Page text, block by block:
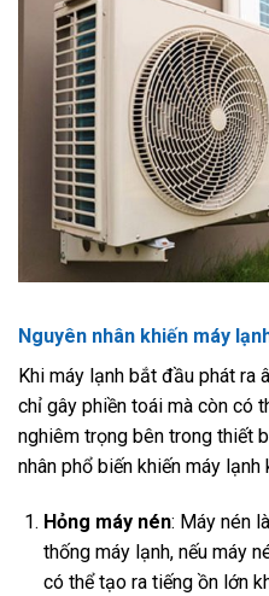
Nguyên nhân khiến máy
Khi máy lạnh bắt đầu phát ra
chỉ gây phiền toái mà còn có
nghiêm trọng bên trong thiết
nhân phổ biến khiến máy
Hỏng máy nén: Máy nén
thống máy lạnh, nếu máy
có thể tạo ra tiếng ồn lớn